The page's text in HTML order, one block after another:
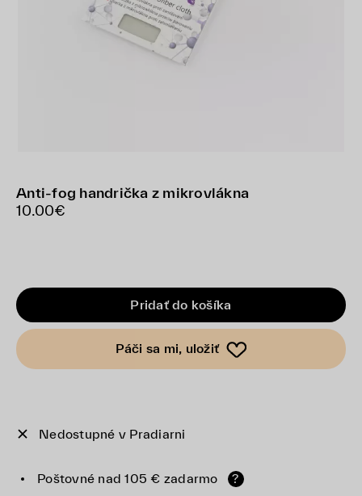
Anti-fog handrička z mikrovlákna
10.00€
Pridať do košíka
Páči sa mi, uložiť
Nedostupné v Pradiarni
Poštovné nad 105 € zadarmo ?